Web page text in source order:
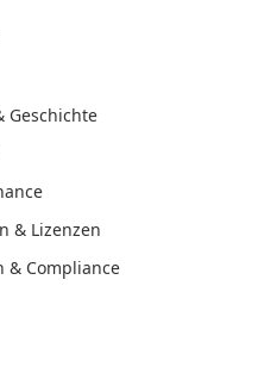
Geschichte
& Lizenzen
& Compliance